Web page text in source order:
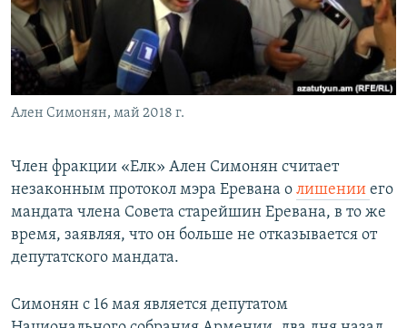
Հայերեն
English
Русский
Ален Симонян, май 2018 г.
Член фракции «Елк» Ален Симонян считает
незаконным протокол мэра Еревана о лишении его
мандата члена Совета старейшин Еревана, в то же
время, заявляя, что он больше не отказывается от
депутатского мандата.
Симонян с 16 мая является депутатом